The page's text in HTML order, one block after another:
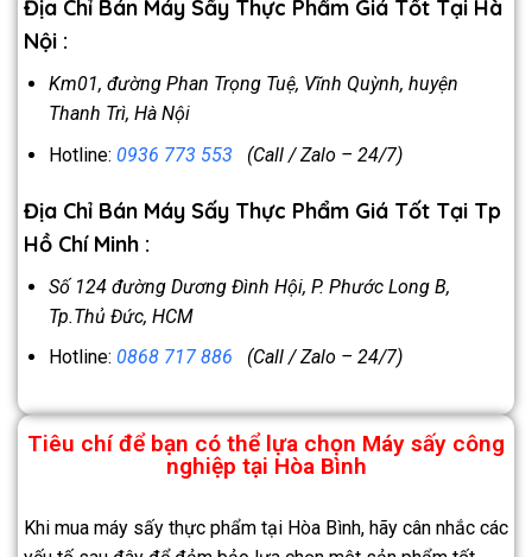
Địa Chỉ Bán Máy Sấy Thực Phẩm Giá Tốt Tại Hà
Nội :
Km01, đường Phan Trọng Tuệ, Vĩnh Quỳnh, huyện
Thanh Trì, Hà Nội
Hotline: 0936 773 553(Call / Zalo – 24/7)
Địa Chỉ Bán Máy Sấy Thực Phẩm Giá Tốt Tại Tp
Hồ Chí Minh :
Số 124 đường Dương Đình Hội, P. Phước Long B,
Tp.Thủ Đức, HCM
Hotline: 0868 717 886 (Call / Zalo – 24/7)
Tiêu chí để bạn có thể lựa chọn Máy sấy công
nghiệp tại Hòa Bình
Khi mua máy sấy thực phẩm tại Hòa Bình, hãy cân nhắc các